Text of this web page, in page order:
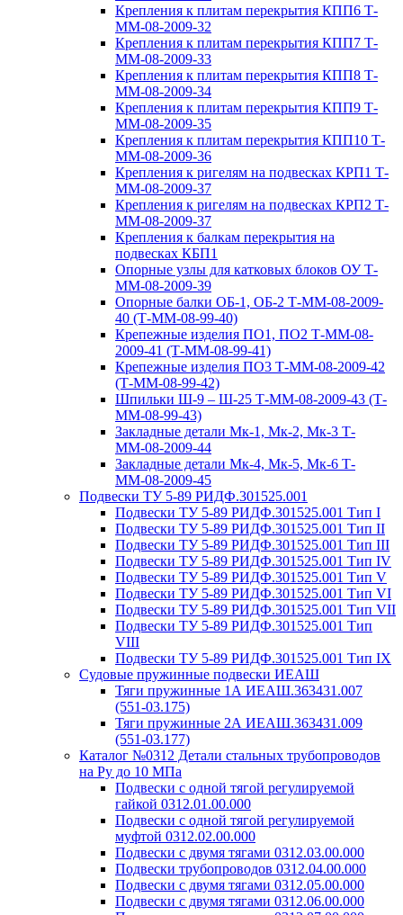
Крепления к плитам перекрытия КПП6 Т-
ММ-08-2009-32
Крепления к плитам перекрытия КПП7 Т-
ММ-08-2009-33
Крепления к плитам перекрытия КПП8 Т-
ММ-08-2009-34
Крепления к плитам перекрытия КПП9 Т-
ММ-08-2009-35
Крепления к плитам перекрытия КПП10 Т-
ММ-08-2009-36
Крепления к ригелям на подвесках КРП1 Т-
ММ-08-2009-37
Крепления к ригелям на подвесках КРП2 Т-
ММ-08-2009-37
Крепления к балкам перекрытия на
подвесках КБП1
Опорные узлы для катковых блоков ОУ Т-
ММ-08-2009-39
Опорные балки ОБ-1, ОБ-2 Т-ММ-08-2009-
40 (Т-ММ-08-99-40)
Крепежные изделия ПО1, ПО2 Т-ММ-08-
2009-41 (Т-ММ-08-99-41)
Крепежные изделия ПО3 Т-ММ-08-2009-42
(Т-ММ-08-99-42)
Шпильки Ш-9 – Ш-25 Т-ММ-08-2009-43 (Т-
ММ-08-99-43)
Закладные детали Мк-1, Мк-2, Мк-3 Т-
ММ-08-2009-44
Закладные детали Мк-4, Мк-5, Мк-6 Т-
ММ-08-2009-45
Подвески ТУ 5-89 РИДФ.301525.001
Подвески ТУ 5-89 РИДФ.301525.001 Тип I
Подвески ТУ 5-89 РИДФ.301525.001 Тип II
Подвески ТУ 5-89 РИДФ.301525.001 Тип III
Подвески ТУ 5-89 РИДФ.301525.001 Тип IV
Подвески ТУ 5-89 РИДФ.301525.001 Тип V
Подвески ТУ 5-89 РИДФ.301525.001 Тип VI
Подвески ТУ 5-89 РИДФ.301525.001 Тип VII
Подвески ТУ 5-89 РИДФ.301525.001 Тип
VIII
Подвески ТУ 5-89 РИДФ.301525.001 Тип IX
Судовые пружинные подвески ИЕАШ
Тяги пружинные 1А ИЕАШ.363431.007
(551-03.175)
Тяги пружинные 2А ИЕАШ.363431.009
(551-03.177)
Каталог №0312 Детали стальных трубопроводов
на Ру до 10 МПа
Подвески с одной тягой регулируемой
гайкой 0312.01.00.000
Подвески с одной тягой регулируемой
муфтой 0312.02.00.000
Подвески с двумя тягами 0312.03.00.000
Подвески трубопроводов 0312.04.00.000
Подвески с двумя тягами 0312.05.00.000
Подвески с двумя тягами 0312.06.00.000